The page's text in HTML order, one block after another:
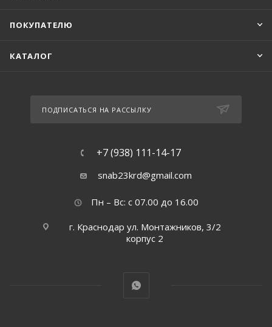
ПОКУПАТЕЛЮ
КАТАЛОГ
ПОДПИСАТЬСЯ НА РАССЫЛКУ
+7 (938) 111-14-17
snab23krd@gmail.com
Пн – Вс: с 07.00 до 16.00
г. Краснодар ул. Монтажников, 3/2
корпус 2